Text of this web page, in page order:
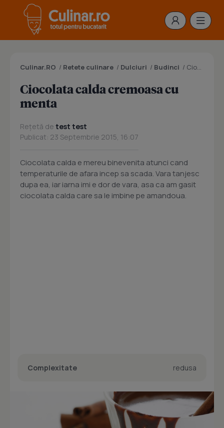
Culinar.RO / Retete culinare / Dulciuri / Budinci / Ciocolata calda cremoasa cu menta
Ciocolata calda cremoasa cu
menta
Rețetă de test test
Publicat: 23 Septembrie 2015, 16:07
Ciocolata calda e mereu binevenita atunci cand
temperaturile de afara incep sa scada. Vara tanjesc
dupa ea, iar iarna imi e dor de vara, asa ca am gasit
ciocolata calda care sa le imbine pe amandoua.
Complexitate redusa